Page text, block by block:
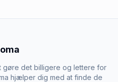
gøre det billigere og lettere for
hjælper dig med at finde de